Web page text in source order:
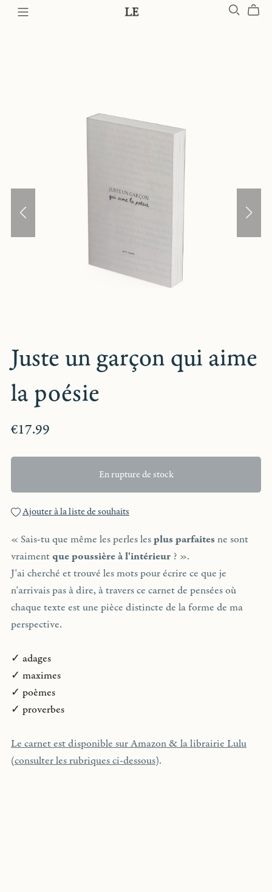
Juste un garçon qui aime
la poésie
€17.99
En rupture de stock
Ajouter à la liste de souhaits
« Sais-tu que même les perles lesplus parfaitesne sont
vraimentque poussière à l'intérieur? ».
J'ai cherché et trouvé les mots pour écrire ce que je
n'arrivais pas à dire, à travers ce carnet de pensées où
chaque texte est une pièce distincte de la forme de ma
perspective.
✓ adages
✓ maximes
✓ poèmes
✓ proverbes
Le carnet est disponible sur Amazon & la librairie Lulu
(consulter les rubriques ci-dessous).